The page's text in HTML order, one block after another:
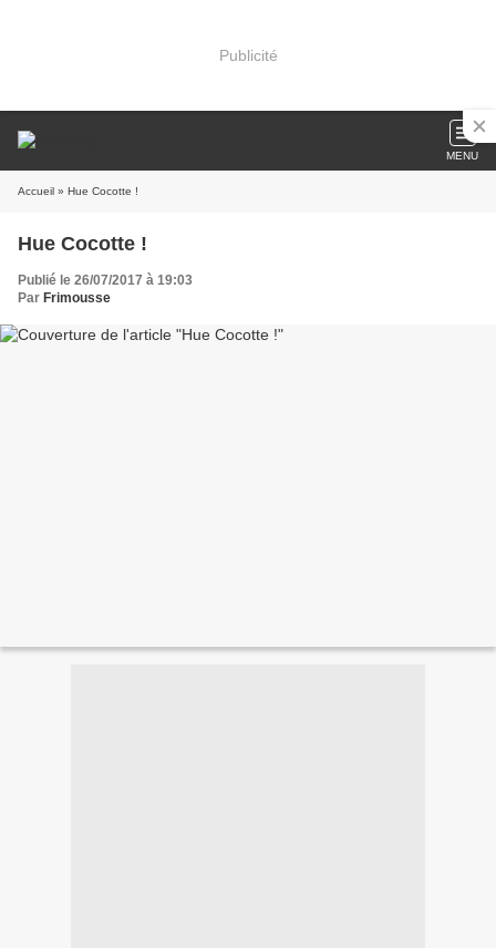
Publicité
MENU
Accueil » Hue Cocotte !
Hue Cocotte !
Publié le 26/07/2017 à 19:03
Par Frimousse